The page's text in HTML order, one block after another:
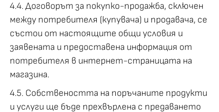
4.4. Договорът за покупко-продажба, сключен
между потребителя (купувача) и продавача, се
състои от настоящите общи условия и
заявената и предоставена информация от
потребителя в интернет-страницата на
магазина.
4.5. Собствеността на поръчаните продукти
и услуги ще бъде прехвърлена с предаването